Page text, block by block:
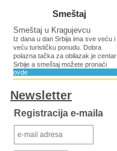
Smeštaj
Smeštaj u Kragujevcu
Iz dana u dan Srbija ima sve veću i
veću turističku ponudu. Dobra
polazna tačka za obilazak je centar
Srbije a smeštaj možete pronaći
ovde
Newsletter
Registracija e-maila